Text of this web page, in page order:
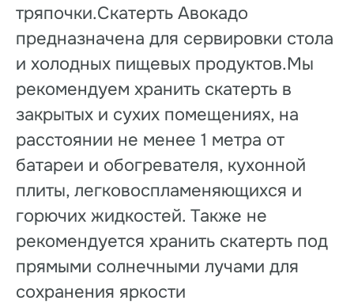
тряпочки.Скатерть Авокадо
предназначена для сервировки стола
и холодных пищевых продуктов.Мы
рекомендуем хранить скатерть в
закрытых и сухих помещениях, на
расстоянии не менее 1 метра от
батареи и обогревателя, кухонной
плиты, легковоспламеняющихся и
горючих жидкостей. Также не
рекомендуется хранить скатерть под
прямыми солнечными лучами для
сохранения яркости